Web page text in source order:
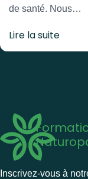
de santé. Nous…
Lire la suite
Inscrivez-vous à